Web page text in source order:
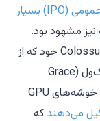
عرضه اولیه عمومی (IPO) بسیار
نیز مشهود بود.
اسپیس‌ایکس به طور خاص از دیتاسنترهای Colossus خود که از
پیشرفته‌ترین سیستم انویدیا به نام گریس بلک‌ول (Grace
که